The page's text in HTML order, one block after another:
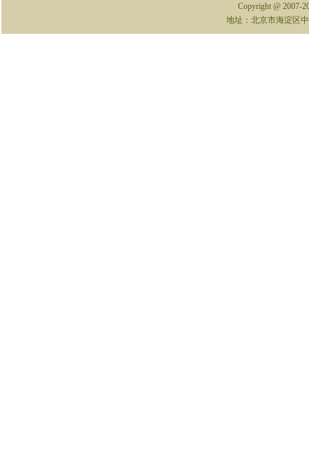
Copyright @ 2007-
地址：北京市海淀区